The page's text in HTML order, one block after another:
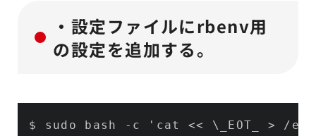
・設定ファイルにrbenv用
の設定を追加する。